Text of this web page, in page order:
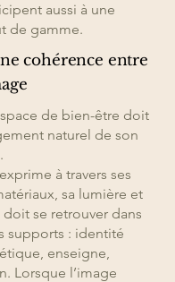
aussi à une
de gamme.
cohérence entre
de bien-être doit
naturel de son
à travers ses
sa lumière et
se retrouver dans
supports : identité
enseigne,
Lorsque l’image